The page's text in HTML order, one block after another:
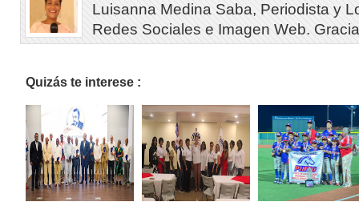
Luisanna Medina Saba, Periodista y
Redes Sociales e Imagen Web.
Quizás te interese :